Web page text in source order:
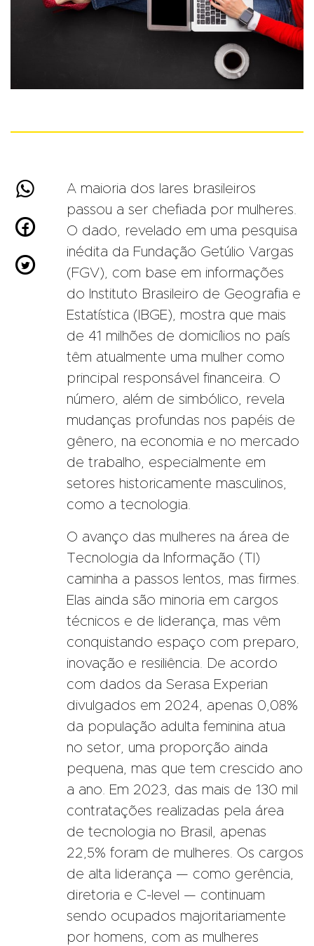



A maioria dos lares brasileiros
passou a ser chefiada por mulheres.
O dado, revelado em uma pesquisa
inédita da Fundação Getúlio Vargas
(FGV), com base em informações
do Instituto Brasileiro de Geografia e
Estatística (IBGE), mostra que mais
de 41 milhões de domicílios no país
têm atualmente uma mulher como
principal responsável financeira. O
número, além de simbólico, revela
mudanças profundas nos papéis de
gênero, na economia e no mercado
de trabalho, especialmente em
setores historicamente masculinos,
como a tecnologia.
O avanço das mulheres na área de
Tecnologia da Informação (TI)
caminha a passos lentos, mas firmes.
Elas ainda são minoria em cargos
técnicos e de liderança, mas vêm
conquistando espaço com preparo,
inovação e resiliência. De acordo
com dados da Serasa Experian
divulgados em 2024, apenas 0,08%
da população adulta feminina atua
no setor, uma proporção ainda
pequena, mas que tem crescido ano
a ano. Em 2023, das mais de 130 mil
contratações realizadas pela área
de tecnologia no Brasil, apenas
22,5% foram de mulheres. Os cargos
de alta liderança — como gerência,
diretoria e C-level — continuam
sendo ocupados majoritariamente
por homens, com as mulheres